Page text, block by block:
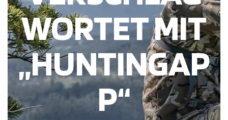
WORTET MIT
„HUNTINGAP
P“